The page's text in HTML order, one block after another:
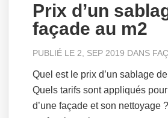
Prix d’un
façade au m2
PUBLIÉ LE 2, SEP 2019 DANS
Quel est le prix d’un sablage
Quels tarifs sont appliqués
d’une façade et son nettoyage